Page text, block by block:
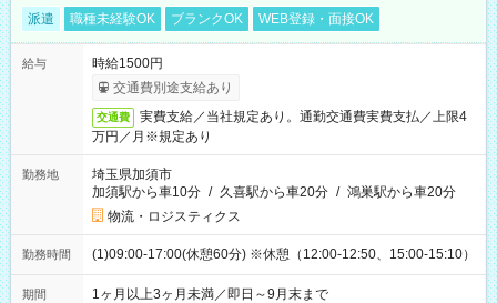
派遣 職種未経験OK ブランクOK WEB登録・面接OK
給与
時給1500円
交通費別途支給あり
交通費
実費支給／当社規定あり。通勤交通費実費支払／上限4
万円／月※規定あり
勤務地
埼玉県加須市
加須駅から車10分 / 久喜駅から車20分 / 鴻巣駅から車20分
物流・ロジスティクス
勤務時間 (1)09:00-17:00(休憩60分) ※休憩（12:00-12:50、15:00-15:10）
期間 1ヶ月以上3ヶ月未満／即日～9月末まで